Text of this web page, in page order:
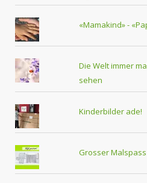
«Mamakind» -
Die Welt immer
sehen
Kinderbilder ade!
Grosser